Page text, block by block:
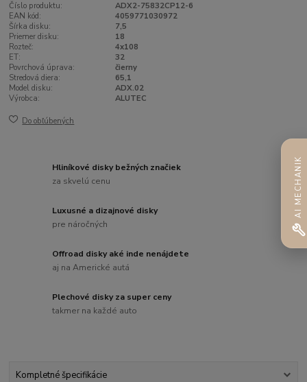
Číslo produktu:
ADX2-75832CP12-6
EAN kód:
4059771030972
Šírka disku:
7,5
Priemer disku:
18
Rozteč:
4x108
ET:
32
Povrchová úprava:
čierny
Stredová diera:
65,1
Model disku:
ADX.02
Výrobca:
ALUTEC
Do obľúbených
Hliníkové disky bežných značiek
za skvelú cenu
Luxusné a dizajnové disky
pre náročných
Offroad disky aké inde nenájdete
aj na Americké autá
Plechové disky za super ceny
takmer na každé auto
Kompletné špecifikácie
AI MECHANIK